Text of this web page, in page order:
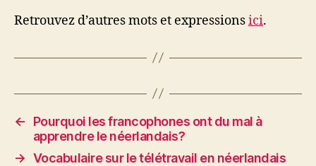
Retrouvez d’autres mots et expressionsici.
←
Pourquoi les francophones ont du mal à
apprendre le néerlandais?
→ Vocabulaire sur le télétravail en néerlandais